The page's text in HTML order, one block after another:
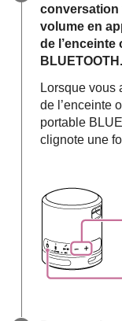
conversation
volume en
de
BLUETOOTH.
Lorsque vous
de l’enceinte
portable
clignote une